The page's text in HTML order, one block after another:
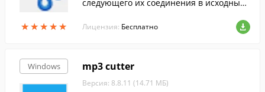
★★★★★
★★★★★
следующего их соединения в исходный
и загрузке файлов на сервер, который о
раничивает объем принимаемых файло
Лицензия: Бесплатно
Windows mp3 cutter
Версия: 8.8.11 (14.71 МБ)